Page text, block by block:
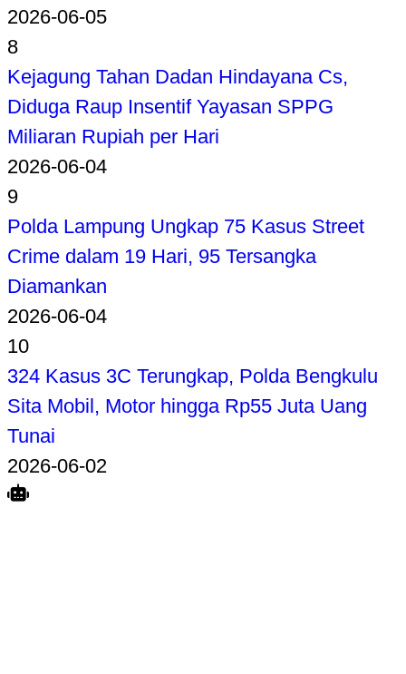
2026-06-05
8
Kejagung Tahan Dadan Hindayana Cs,
Diduga Raup Insentif Yayasan SPPG
Miliaran Rupiah per Hari
2026-06-04
9
Polda Lampung Ungkap 75 Kasus Street
Crime dalam 19 Hari, 95 Tersangka
Diamankan
2026-06-04
10
324 Kasus 3C Terungkap, Polda Bengkulu
Sita Mobil, Motor hingga Rp55 Juta Uang
Tunai
2026-06-02